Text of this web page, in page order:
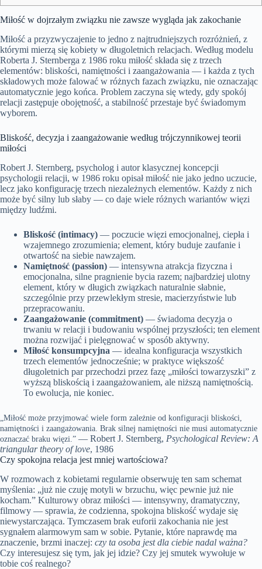
Miłość w dojrzałym związku nie zawsze wygląda jak zakochanie
Miłość a przyzwyczajenie to jedno z najtrudniejszych rozróżnień, z
którymi mierzą się kobiety w długoletnich relacjach. Według modelu
Roberta J. Sternberga z 1986 roku miłość składa się z trzech
elementów: bliskości, namiętności i zaangażowania — i każda z tych
składowych może falować w różnych fazach związku, nie oznaczając
automatycznie jego końca. Problem zaczyna się wtedy, gdy spokój
relacji zastępuje obojętność, a stabilność przestaje być świadomym
wyborem.
Bliskość, decyzja i zaangażowanie według trójczynnikowej teorii
miłości
Robert J. Sternberg, psycholog i autor klasycznej koncepcji
psychologii relacji, w 1986 roku opisał miłość nie jako jedno uczucie,
lecz jako konfigurację trzech niezależnych elementów. Każdy z nich
może być silny lub słaby — co daje wiele różnych wariantów więzi
między ludźmi.
Bliskość (intimacy) — poczucie więzi emocjonalnej, ciepła i
wzajemnego zrozumienia; element, który buduje zaufanie i
otwartość na siebie nawzajem.
Namiętność (passion) — intensywna atrakcja fizyczna i
emocjonalna, silne pragnienie bycia razem; najbardziej ulotny
element, który w długich związkach naturalnie słabnie,
szczególnie przy przewlekłym stresie, macierzyństwie lub
przepracowaniu.
Zaangażowanie (commitment) — świadoma decyzja o
trwaniu w relacji i budowaniu wspólnej przyszłości; ten element
można rozwijać i pielęgnować w sposób aktywny.
Miłość konsumpcyjna — idealna konfiguracja wszystkich
trzech elementów jednocześnie; w praktyce większość
długoletnich par przechodzi przez fazę „miłości towarzyszki” z
wyższą bliskością i zaangażowaniem, ale niższą namiętnością.
To ewolucja, nie koniec.
„Miłość może przyjmować wiele form zależnie od konfiguracji bliskości,
namiętności i zaangażowania. Brak silnej namiętności nie musi automatycznie
oznaczać braku więzi.” — Robert J. Sternberg, Psychological Review: A
triangular theory of love, 1986
Czy spokojna relacja jest mniej wartościowa?
W rozmowach z kobietami regularnie obserwuję ten sam schemat
myślenia: „już nie czuję motyli w brzuchu, więc pewnie już nie
kocham.” Kulturowy obraz miłości — intensywny, dramatyczny,
filmowy — sprawia, że codzienna, spokojna bliskość wydaje się
niewystarczająca. Tymczasem brak euforii zakochania nie jest
sygnałem alarmowym sam w sobie. Pytanie, które naprawdę ma
znaczenie, brzmi inaczej: czy ta osoba jest dla ciebie nadal ważna?
Czy interesujesz się tym, jak jej idzie? Czy jej smutek wywołuje w
tobie coś realnego?